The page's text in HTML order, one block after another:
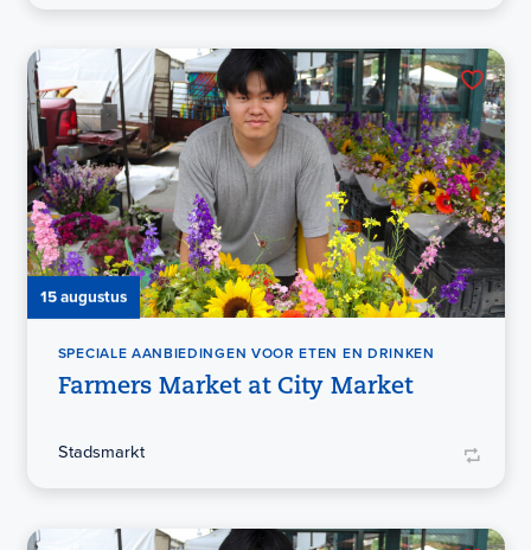
15 augustus
SPECIALE AANBIEDINGEN VOOR ETEN EN DRINKEN
Farmers Market at City Market
Stadsmarkt